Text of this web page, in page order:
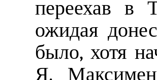
переехав в
ожидая
было, хотя
Я.